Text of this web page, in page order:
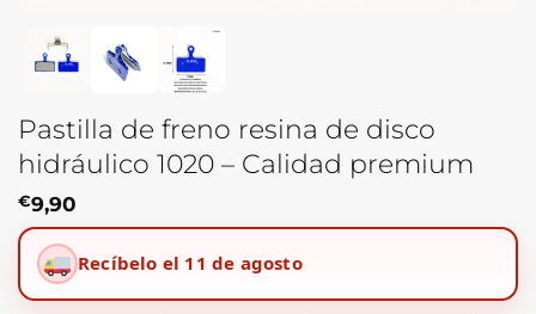
Pastilla de freno resina de disco
hidráulico 1020 – Calidad premium
€9,90
Recíbelo el 11 de agosto